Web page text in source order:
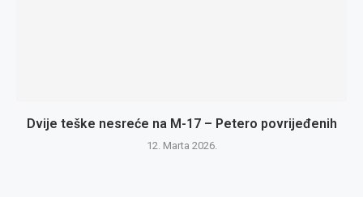
Dvije teške nesreće na M-17 – Petero povrijeđenih
12. Marta 2026.